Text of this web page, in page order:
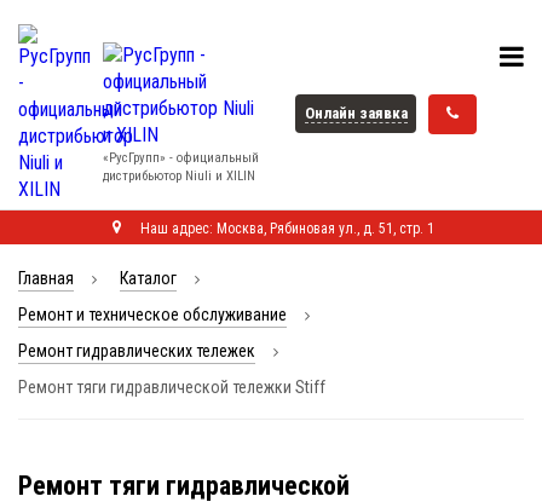
«РусГрупп» - официальный
диcтрибьютор Niuli и XILIN
Онлайн заявка
Наш адрес: Москва, Рябиновая ул., д. 51, стр. 1
Главная
Каталог
Ремонт и техническое обслуживание
Ремонт гидравлических тележек
Ремонт тяги гидравлической тележки Stiff
Ремонт тяги гидравлической